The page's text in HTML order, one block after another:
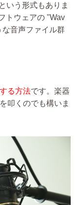
いう形式もありま
トウェアの "Wav
音声ファイル群
る方法です。楽器
叩くのでも構いま